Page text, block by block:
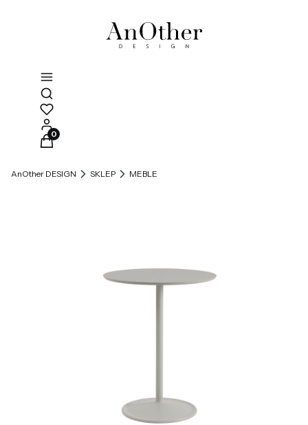
Otwórz wyszukiwarkę
Produkty w koszyku: 0. Zobacz szczegóły
AnOther DESIGN SKLEP MEBLE